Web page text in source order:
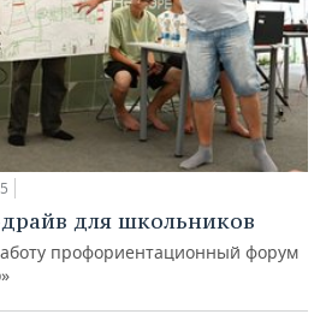
для школьников
профориентационный форум